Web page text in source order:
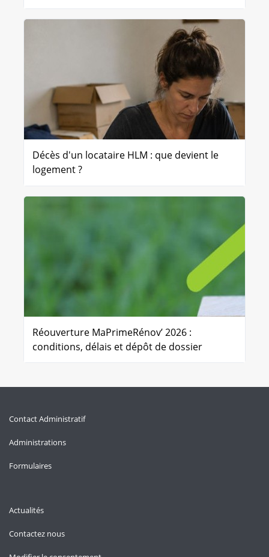
Décès d'un locataire HLM : que devient le
logement ?
Réouverture MaPrimeRénov’ 2026 :
conditions, délais et dépôt de dossier
Contact Administratif
Administrations
Formulaires
Actualités
Contactez nous